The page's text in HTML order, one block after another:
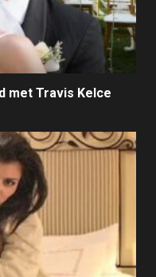
met Travis Kelce